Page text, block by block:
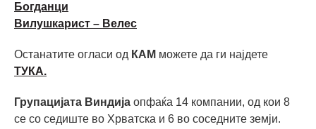
Богданци
Вилушкарист – Велес
Останатите огласи од КАМ можете да ги најдете
ТУКА.
Групацијата Виндија опфаќа 14 компании, од кои 8
се со седиште во Хрватска и 6 во соседните земји.